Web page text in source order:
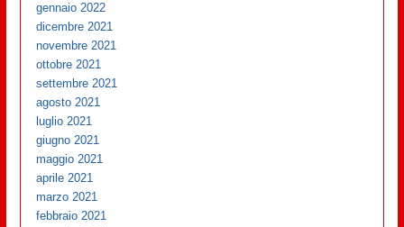
gennaio 2022
dicembre 2021
novembre 2021
ottobre 2021
settembre 2021
agosto 2021
luglio 2021
giugno 2021
maggio 2021
aprile 2021
marzo 2021
febbraio 2021